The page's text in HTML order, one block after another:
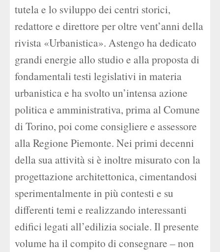
tutela e lo sviluppo dei centri storici,
redattore e direttore per oltre vent’anni della
rivista «Urbanistica». Astengo ha dedicato
grandi energie allo studio e alla proposta di
fondamentali testi legislativi in materia
urbanistica e ha svolto un’intensa azione
politica e amministrativa, prima al Comune
di Torino, poi come consigliere e assessore
alla Regione Piemonte. Nei primi decenni
della sua attività si è inoltre misurato con la
progettazione architettonica, cimentandosi
sperimentalmente in più contesti e su
differenti temi e realizzando interessanti
edifici legati all’edilizia sociale. Il presente
volume ha il compito di consegnare – non